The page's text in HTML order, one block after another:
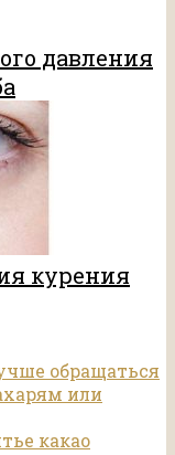
давления
курения
обращаться
или
какао